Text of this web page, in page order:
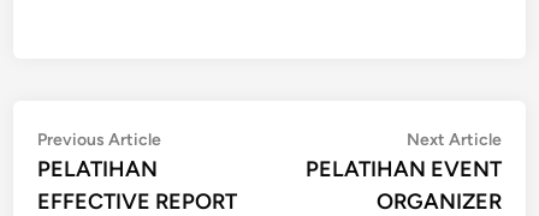
Post
navigation
Previous ArticlePrevious
PELATIHAN
EFFECTIVE REPORT
Next Article
PELATIHAN EVENT
ORGANIZER